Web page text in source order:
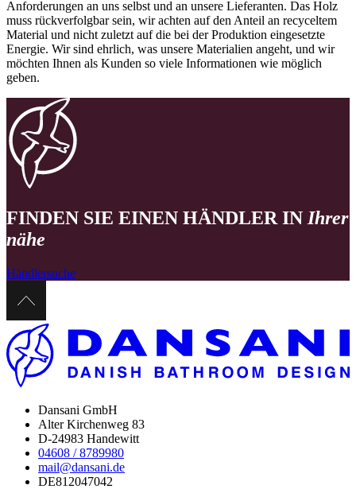
Anforderungen an uns selbst und an unsere Lieferanten. Das Holz
muss rückverfolgbar sein, wir achten auf den Anteil an recyceltem
Material und nicht zuletzt auf die bei der Produktion eingesetzte
Energie. Wir sind ehrlich, was unsere Materialien angeht, und wir
möchten Ihnen als Kunden so viele Informationen wie möglich
geben.
FINDEN SIE EINEN HÄNDLER IN Ihrer
nähe
Händlersuche
Dansani GmbH
Alter Kirchenweg 83
D-24983 Handewitt
04608 / 8789980
mail@dansani.de
DE812047042